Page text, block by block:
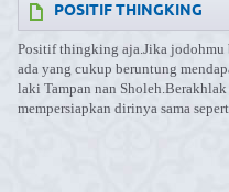
POSITIF THINGKING
Positif thingking aja.Jika jodohmu
ada yang cukup beruntung
laki Tampan nan
mempersiapkan dirinya sama